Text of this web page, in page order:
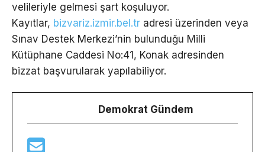
velileriyle gelmesi şart koşuluyor.
Kayıtlar, bizvariz.izmir.bel.tr adresi üzerinden veya
Sınav Destek Merkezi’nin bulunduğu Milli
Kütüphane Caddesi No:41, Konak adresinden
bizzat başvurularak yapılabiliyor.
Demokrat Gündem